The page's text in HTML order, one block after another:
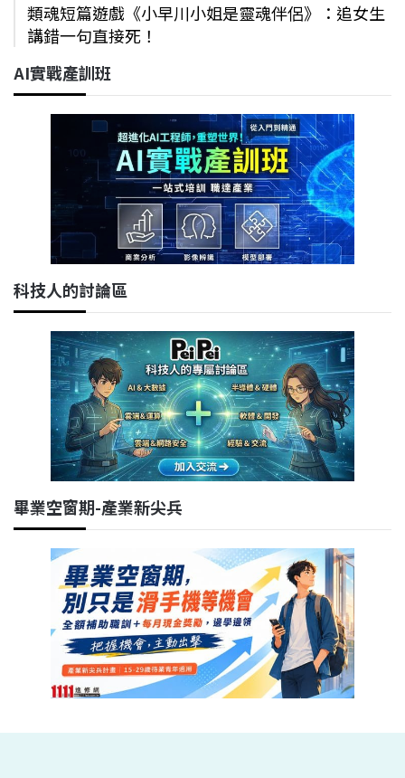
類魂短篇遊戲《小早川小姐是靈魂伴侶》：追女生
講錯一句直接死！
AI實戰產訓班
科技人的討論區
畢業空窗期-產業新尖兵